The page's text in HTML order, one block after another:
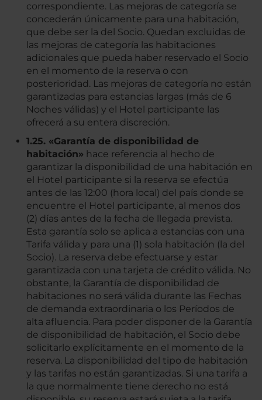
correspondiente. Las mejoras de categoría se
concederán únicamente para una habitación,
que debe ser la del Socio. Quedan excluidas de
las mejoras de categoría las habitaciones
adicionales que pueda haber reservado el Socio
en el momento de la reserva o con
posterioridad. Las mejoras de categoría no están
garantizadas para estancias largas (más de 6
Noches válidas) y el Hotel participante las
ofrecerá a su entera discreción.
1.25. «Garantía de disponibilidad de
habitación» hace referencia al hecho de
garantizar la disponibilidad de una habitación en
el Hotel participante si la reserva se efectúa
antes de las 12:00 (hora local) del país donde se
encuentre el Hotel participante, al menos dos
(2) días antes de la fecha de llegada prevista.
Esta garantía solo se aplica a estancias con una
Tarifa válida y para una (1) sola habitación (la del
Socio). La reserva debe efectuarse y estar
garantizada con una tarjeta de crédito válida. No
obstante, la Garantía de disponibilidad de
habitaciones no será válida durante las Fechas
de demanda extraordinaria o los Períodos de
alta afluencia. Para poder disponer de la Garantía
de disponibilidad de habitación, el Socio debe
solicitarlo explícitamente en el momento de la
reserva. La disponibilidad del tipo de habitación
y las tarifas no están garantizadas. Si una tarifa a
la que normalmente tiene derecho no está